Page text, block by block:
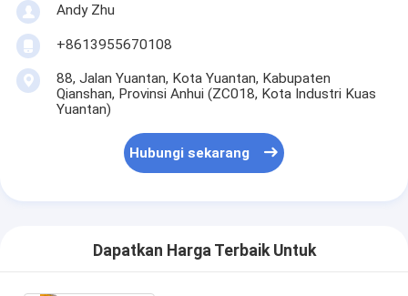
Andy Zhu
+8613955670108
88, Jalan Yuantan, Kota Yuantan, Kabupaten
Qianshan, Provinsi Anhui (ZC018, Kota Industri Kuas
Yuantan)
Hubungi sekarang
Dapatkan Harga Terbaik Untuk